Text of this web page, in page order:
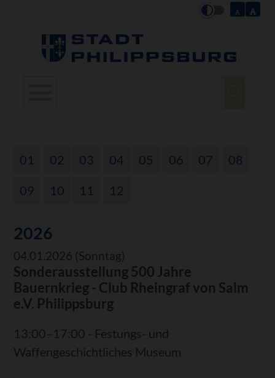
01 02 03 04 05 06 07 08
09 10 11 12
2026
04.01.2026 (Sonntag)
Sonderausstellung 500 Jahre
Bauernkrieg - Club Rheingraf von Salm
e.V. Philippsburg
13:00–17:00 - Festungs- und
Waffengeschichtliches Museum